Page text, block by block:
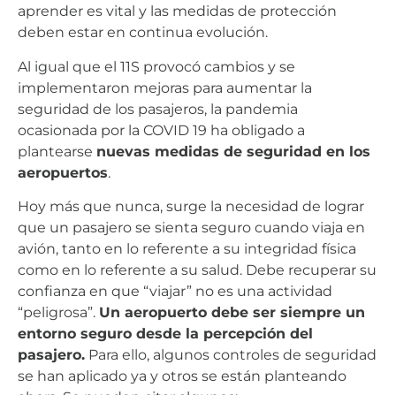
aprender es vital y las medidas de protección
deben estar en continua evolución.
Al igual que el 11S provocó cambios y se
implementaron mejoras para aumentar la
seguridad de los pasajeros, la pandemia
ocasionada por la COVID 19 ha obligado a
plantearse nuevas medidas de seguridad en los
aeropuertos.
Hoy más que nunca, surge la necesidad de lograr
que un pasajero se sienta seguro cuando viaja en
avión, tanto en lo referente a su integridad física
como en lo referente a su salud. Debe recuperar su
confianza en que “viajar” no es una actividad
“peligrosa”. Un aeropuerto debe ser siempre un
entorno seguro desde la percepción del
pasajero. Para ello, algunos controles de seguridad
se han aplicado ya y otros se están planteando